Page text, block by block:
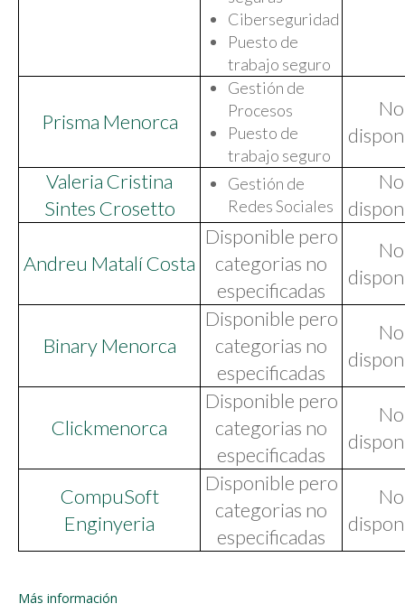
Ciberseguridad
Puesto de
trabajo seguro
Prisma Menorca
Gestión de
Procesos
Puesto de
trabajo seguro
No
Valeria Cristina
Sintes Crosetto
Gestión de
Redes Sociales
No
Andreu Matalí Costa
Disponible pero
categorias no
especificadas
No
Binary Menorca
Disponible pero
categorias no
especificadas
No
Clickmenorca
Disponible pero
categorias no
especificadas
No
CompuSoft
Enginyeria
Disponible pero
categorias no
especificadas
No
Más información